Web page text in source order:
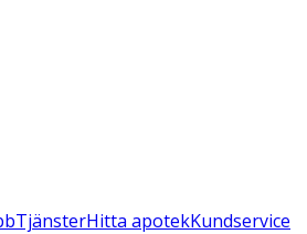
TjänsterHitta apotekKundservice